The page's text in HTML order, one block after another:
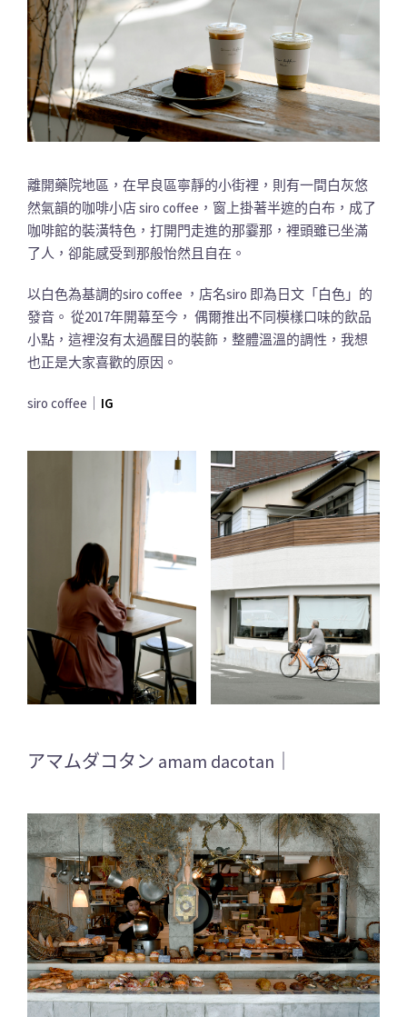
離開藥院地區，在早良區寧靜的小街裡，則有一間白灰悠
然氣韻的咖啡小店 siro coffee，窗上掛著半遮的白布，成了
咖啡館的裝潢特色，打開門走進的那霎那，裡頭雖已坐滿
了人，卻能感受到那般怡然且自在。
以白色為基調的siro coffee ，店名siro 即為日文「白色」的
發音。 從2017年開幕至今， 偶爾推出不同模樣口味的飲品
小點，這裡沒有太過醒目的裝飾，整體溫溫的調性，我想
也正是大家喜歡的原因。
siro coffee｜ IG
アマムダコタン amam dacotan｜